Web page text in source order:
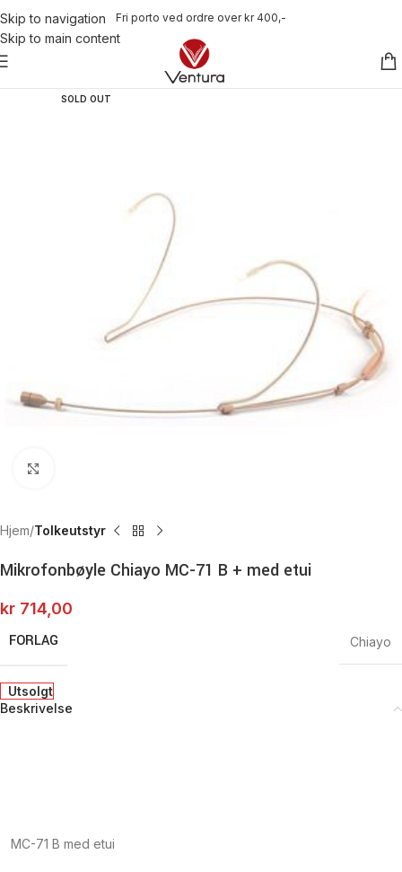
Skip to navigation
Skip to main content
Fri porto ved ordre over kr 400,-
SOLD OUT
Hjem Tolkeutstyr
Mikrofonbøyle Chiayo MC-71 B + med etui
kr 714,00
FORLAG Chiayo
Utsolgt
Beskrivelse
MC-71 B med etui